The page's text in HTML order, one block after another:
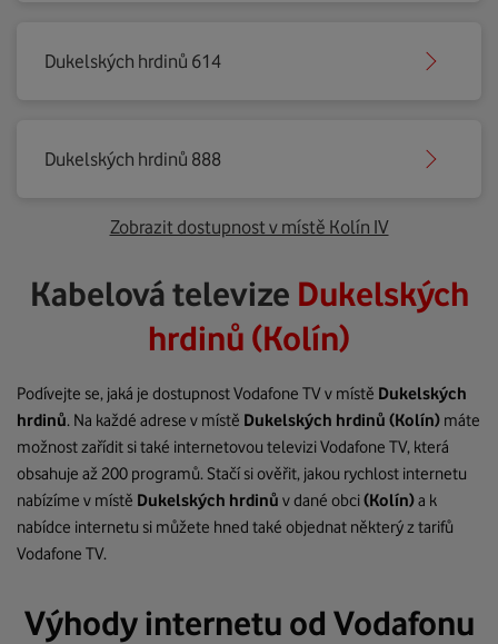
Dukelských hrdinů 614
Dukelských hrdinů 888
Zobrazit dostupnost v místě Kolín IV
Kabelová televize Dukelských
hrdinů (Kolín)
Podívejte se, jaká je dostupnost Vodafone TV v místě Dukelských
hrdinů. Na každé adrese v místě Dukelských hrdinů (Kolín) máte
možnost zařídit si také internetovou televizi Vodafone TV, která
obsahuje až 200 programů. Stačí si ověřit, jakou rychlost internetu
nabízíme v místě Dukelských hrdinů v dané obci(Kolín)a k
nabídce internetu si můžete hned také objednat některý z tarifů
Vodafone TV.
Výhody internetu od Vodafonu